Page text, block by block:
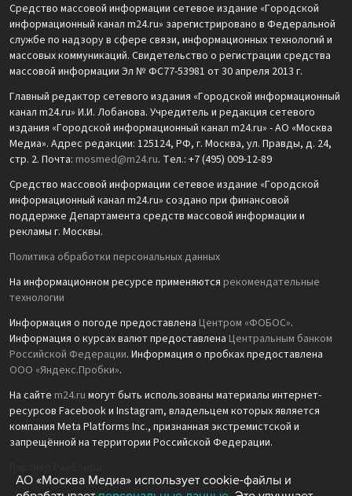
Средство массовой информации сетевое издание «Городской
информационный канал m24.ru» зарегистрировано в Федеральной
службе по надзору в сфере связи, информационных технологий и
массовых коммуникаций. Свидетельство о регистрации средства
массовой информации Эл № ФС77-53981 от 30 апреля 2013 г.
Главный редактор сетевого издания «Городской информационный
канал m24.ru» И.И. Лобанова. Учредитель и редакция сетевого
издания «Городской информационный канал m24.ru» - АО «Москва
Медиа». Адрес редакции: 125124, РФ, г. Москва, ул. Правды, д. 24,
стр. 2. Почта: mosmed@m24.ru. Тел.: +7 (495) 009-12-89
Средство массовой информации сетевое издание «Городской
информационный канал m24.ru» создано при финансовой
поддержке Департамента средств массовой информации и
рекламы г. Москвы.
Политика обработки персональных данных
На информационном ресурсе применяются рекомендательные
технологии
Информация о погоде предоставлена Центром «ФОБОС».
Информация о курсах валют предоставлена Центральным банком
Российской Федерации. Информация о пробках предоставлена
ООО «Яндекс.Пробки».
На сайте m24.ru могут быть использованы материалы интернет-
ресурсов Facebook и Instagram, владельцем которых является
компания Meta Platforms Inc., признанная экстремистской и
запрещённой на территории Российской Федерации.
АО «Москва Медиа» использует cookie-файлы и